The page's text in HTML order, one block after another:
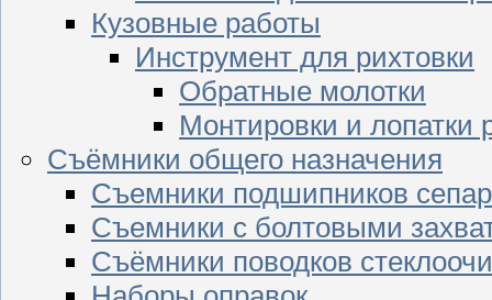
Кузовные работы
Инструмент для рихтовки
Обратные молотки
Монтировки и лопатки
Съёмники общего назначения
Съемники подшипников
Съемники с болтовыми
Съёмники поводков